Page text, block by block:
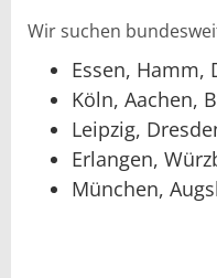
Wir suchen
Essen, Hamm,
Köln, Aachen,
Leipzig,
Erlangen,
München,